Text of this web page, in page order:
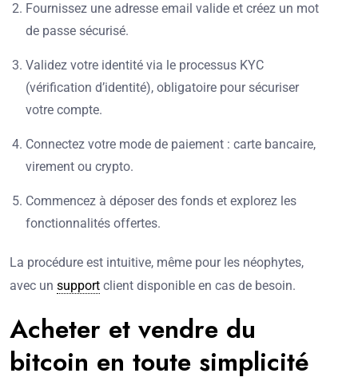
Fournissez une adresse email valide et créez un mot
de passe sécurisé.
Validez votre identité via le processus KYC
(vérification d’identité), obligatoire pour sécuriser
votre compte.
Connectez votre mode de paiement : carte bancaire,
virement ou crypto.
Commencez à déposer des fonds et explorez les
fonctionnalités offertes.
La procédure est intuitive, même pour les néophytes,
avec un support client disponible en cas de besoin.
Acheter et vendre du
bitcoin en toute simplicité